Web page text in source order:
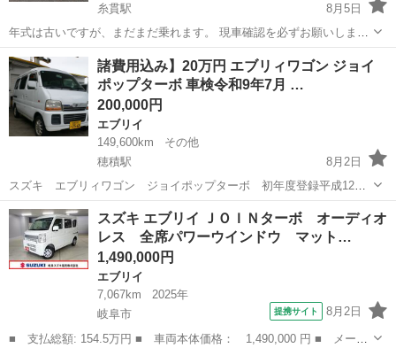
糸貫駅
8月5日
年式は古いですが、まだまだ乗れます。 現車確認を必ずお願いしま
す。 カーナビのディスクが入りません。 ETC付いてます。スターター
も付いてます。 諸費用は、名義変更までの預かり金で、確認次第、お
返しします。名義変更は、購入者...
岐阜 岐阜市 糸貫駅 エブリイ
諸費用込み】20万円 エブリィワゴン ジョイ
ポップターボ 車検令和9年7月 …
200,000円
エブリイ
149,600km
その他
穂積駅
8月2日
スズキ エブリィワゴン ジョイポップターボ 初年度登録平成12年
フル装備 車検令和9年7月10日 タイミングベルト交換済み キーレス 納
車前にオイル交換してお渡しします。 スズキ エブリイワゴンは、コン
パクト...
岐阜 瑞穂市 穂積駅 エブリイ ジョイポップターボ
スズキ エブリイ ＪＯＩＮターボ オーディオ
レス 全席パワーウインドウ マット…
1,490,000円
エブリイ
7,067km
2025年
岐阜市
提携サイト 8月2日
■ 支払総額: 154.5万円 ■ 車両本体価格： 1,490,000 円 ■ メーカ